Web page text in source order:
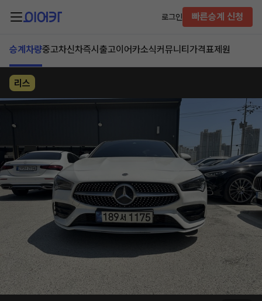
로그인 빠른승계 신청
승계차량중고차신차즉시출고이어카소식커뮤니티 가격표제원
리스